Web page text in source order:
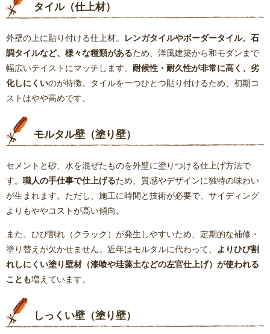
タイル（仕上材）
外壁の上に貼り付ける仕上材。
レンガタイルやボーダータイル、石
調タイルなど、様々な種類があるため、洋風建築から和モダンまで
幅広いテイストにマッチします。 耐候性・耐久性が非常に高く、劣
化しにくいのが特徴。タイルを一つひとつ貼り付けるため、初期コ
ストはやや高めです。
モルタル壁（塗り壁）
セメントと砂、水を混ぜたものを外壁に塗りつける仕上げ方法で
す。 職人の手仕事で仕上げるため、質感やデザインに独特の味わい
が生まれます。ただし、施工に時間と技術が必要で、サイディング
よりもややコストが高い傾向。
また、ひび割れ（クラック）が発生しやすいため、定期的な補修・
塗り替えが欠かせません。近年はモルタルに代わって、
よりひび割
れしにくい塗り壁材（漆喰や珪藻土などの左官仕上げ）が使われる
ことも増えています。
しっくい壁（塗り壁）